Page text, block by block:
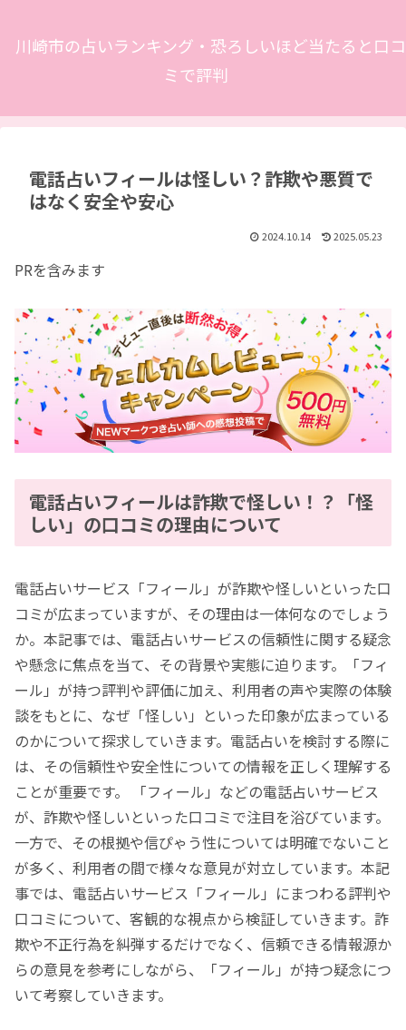
川崎市の占いランキング・恐ろしいほど当たると口コ
ミで評判
電話占いフィールは怪しい？詐欺や悪質で
はなく安全や安心
2024.10.14 2025.05.23
PRを含みます
電話占いフィールは詐欺で怪しい！？「怪
しい」の口コミの理由について
電話占いサービス「フィール」が詐欺や怪しいといった口
コミが広まっていますが、その理由は一体何なのでしょう
か。本記事では、電話占いサービスの信頼性に関する疑念
や懸念に焦点を当て、その背景や実態に迫ります。「フィ
ール」が持つ評判や評価に加え、利用者の声や実際の体験
談をもとに、なぜ「怪しい」といった印象が広まっている
のかについて探求していきます。電話占いを検討する際に
は、その信頼性や安全性についての情報を正しく理解する
ことが重要です。 「フィール」などの電話占いサービス
が、詐欺や怪しいといった口コミで注目を浴びています。
一方で、その根拠や信ぴゃう性については明確でないこと
が多く、利用者の間で様々な意見が対立しています。本記
事では、電話占いサービス「フィール」にまつわる評判や
口コミについて、客観的な視点から検証していきます。詐
欺や不正行為を糾弾するだけでなく、信頼できる情報源か
らの意見を参考にしながら、「フィール」が持つ疑念につ
いて考察していきます。